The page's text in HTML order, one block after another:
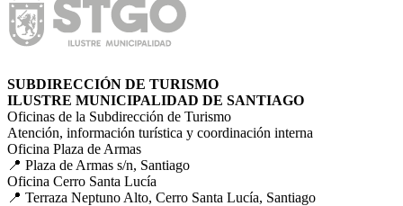
SUBDIRECCIÓN DE TURISMO
ILUSTRE MUNICIPALIDAD DE SANTIAGO
Oficinas de la Subdirección de Turismo
Atención, información turística y coordinación interna
Oficina Plaza de Armas
📍 Plaza de Armas s/n, Santiago
Oficina Cerro Santa Lucía
📍 Terraza Neptuno Alto, Cerro Santa Lucía, Santiago